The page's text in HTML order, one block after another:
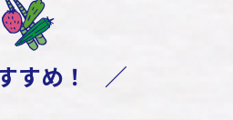
すめ！ ／